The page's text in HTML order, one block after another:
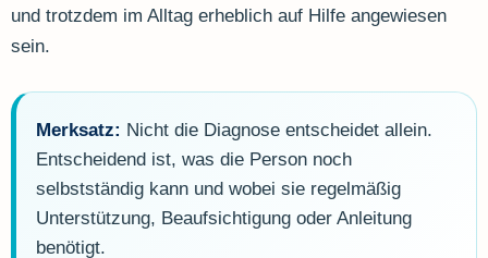
und trotzdem im Alltag erheblich auf Hilfe angewiesen
sein.
Merksatz: Nicht die Diagnose entscheidet allein.
Entscheidend ist, was die Person noch
selbstständig kann und wobei sie regelmäßig
Unterstützung, Beaufsichtigung oder Anleitung
benötigt.